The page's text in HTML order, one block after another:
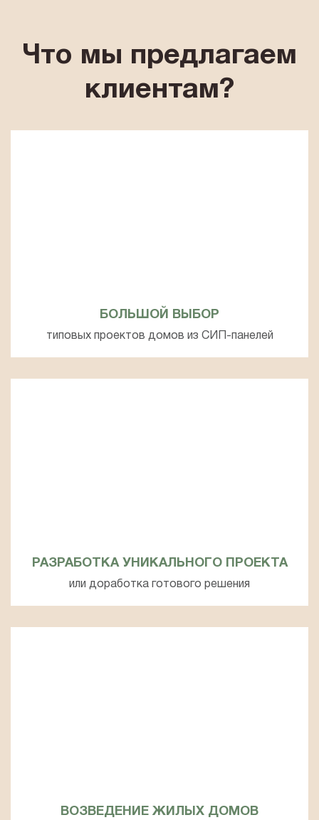
Что мы предлагаем
клиентам?
БОЛЬШОЙ ВЫБОР
типовых проектов домов из СИП-панелей
РАЗРАБОТКА УНИКАЛЬНОГО ПРОЕКТА
или доработка готового решения
ВОЗВЕДЕНИЕ ЖИЛЫХ ДОМОВ